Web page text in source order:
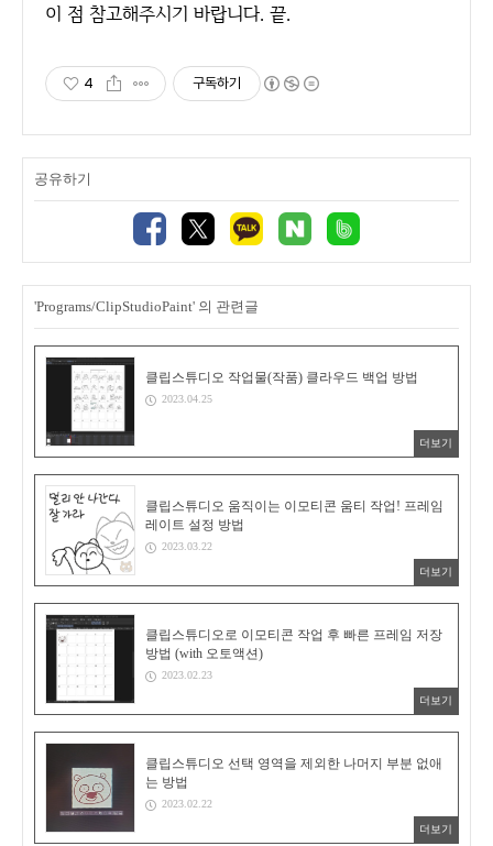
이 점 참고해주시기 바랍니다. 끝.
4 구독하기
공유하기
'Programs/ClipStudioPaint' 의 관련글
클립스튜디오 작업물(작품) 클라우드 백업 방법
2023.04.25
더보기
클립스튜디오 움직이는 이모티콘 움티 작업! 프레임
레이트 설정 방법
2023.03.22
더보기
클립스튜디오로 이모티콘 작업 후 빠른 프레임 저장
방법 (with 오토액션)
2023.02.23
더보기
클립스튜디오 선택 영역을 제외한 나머지 부분 없애
는 방법
2023.02.22
더보기